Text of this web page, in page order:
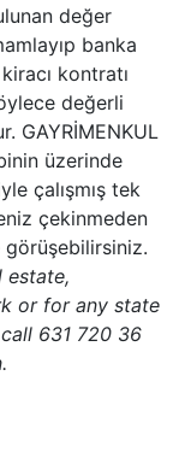
değer
banka
kontratı
değerli
GAYRİMENKUL
üzerinde
çalışmış tek
çekinmeden
estate,
or for any state
631 720 36